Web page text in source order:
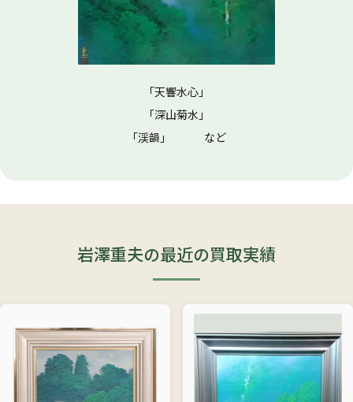
「天響水心」
「深山菊水」
「渓韻」 など
岩澤重夫の最近の買取実績